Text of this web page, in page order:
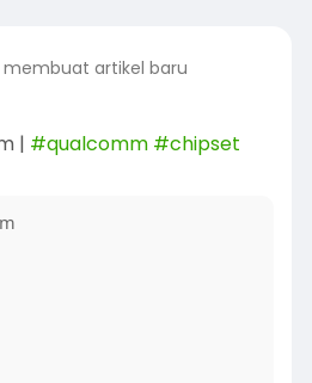
membuat artikel baru
| #qualcomm #chipset